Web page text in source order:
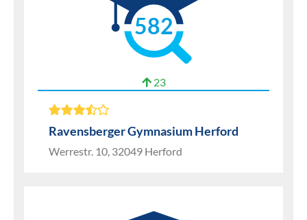
582
23
Ravensberger Gymnasium Herford
Werrestr. 10, 32049 Herford